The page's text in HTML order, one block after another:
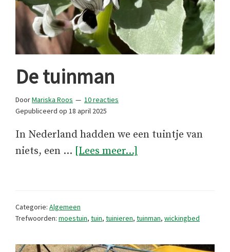
De tuinman
DoorMariska Roos
10 reacties
Gepubliceerd op 18 april 2025
In Nederland hadden we een tuintje van
niets, een … [Lees meer...]
Categorie: Algemeen
Trefwoorden: moestuin, tuin, tuinieren, tuinman, wickingbed